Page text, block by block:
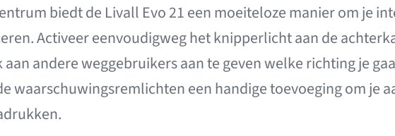
biedt de Livall Evo 21 een moeiteloze manier om je
Activeer eenvoudigweg het knipperlicht aan de
andere weggebruikers aan te geven welke richting je
waarschuwingsremlichten een handige toevoeging om je